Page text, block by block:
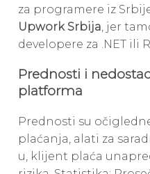
za programere iz
Upwork Srbija, jer
developere za .NET ili
Prednosti i
platforma
Prednosti su
plaćanja, alati za
u, klijent plaća